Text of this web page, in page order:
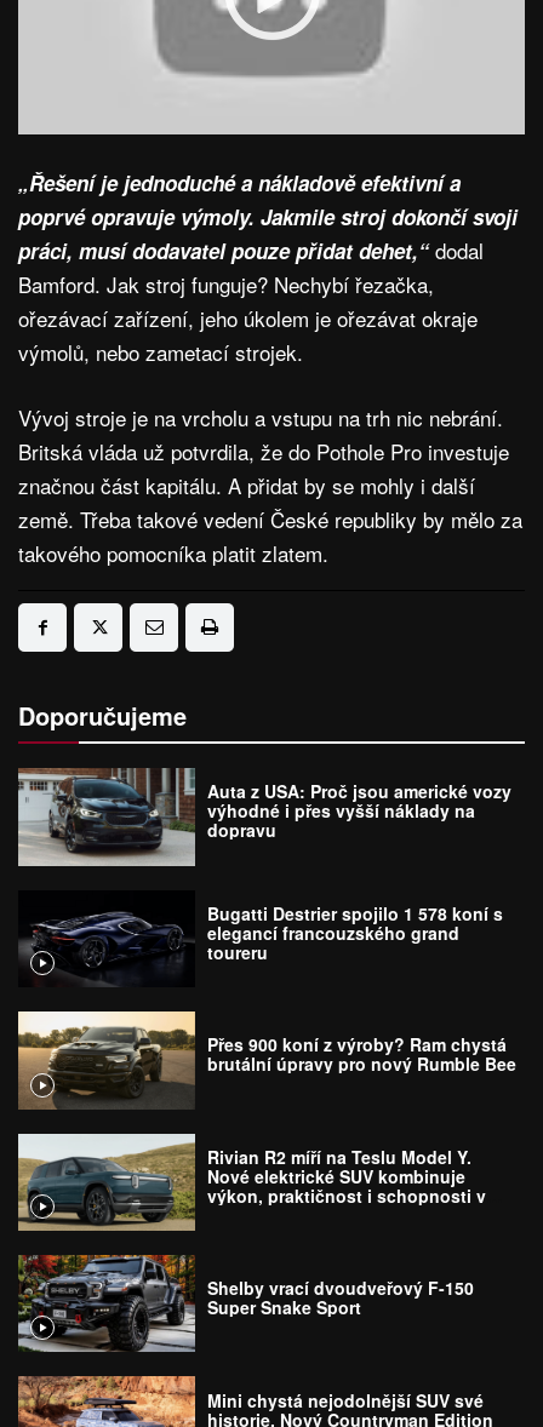
„Řešení je jednoduché a nákladově efektivní a
poprvé opravuje výmoly. Jakmile stroj dokončí svoji
práci, musí dodavatel pouze přidat dehet,“dodal
Bamford. Jak stroj funguje? Nechybí řezačka,
ořezávací zařízení, jeho úkolem je ořezávat okraje
výmolů, nebo zametací strojek.
Vývoj stroje je na vrcholu a vstupu na trh nic nebrání.
Britská vláda už potvrdila, že do Pothole Pro investuje
značnou část kapitálu. A přidat by se mohly i další
země. Třeba takové vedení České republiky by mělo za
takového pomocníka platit zlatem.
Doporučujeme
Auta z USA: Proč jsou americké vozy
výhodné i přes vyšší náklady na
dopravu
Bugatti Destrier spojilo 1 578 koní s
elegancí francouzského grand
toureru
Přes 900 koní z výroby? Ram chystá
brutální úpravy pro nový Rumble Bee
Rivian R2 míří na Teslu Model Y.
Nové elektrické SUV kombinuje
výkon, praktičnost i schopnosti v
Shelby vrací dvoudveřový F-150
Super Snake Sport
Mini chystá nejodolnější SUV své
historie. Nový Countryman Edition